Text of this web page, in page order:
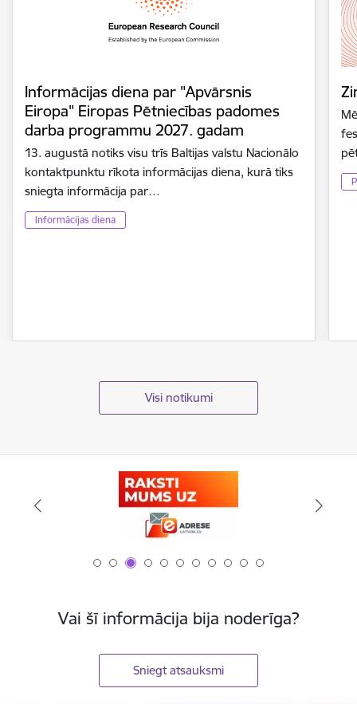
Informācijas diena par "Apvārsnis
Eiropa" Eiropas Pētniecības padomes
darba programmu 2027. gadam
13. augustā notiks visu trīs Baltijas valstu Nacionālo
kontaktpunktu rīkota informācijas diena, kurā tiks
sniegta informācija par…
Informācijas diena
Visi notikumi
Vai šī informācija bija noderīga?
Sniegt atsauksmi